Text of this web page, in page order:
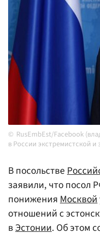
RusEmbEst/Facebook
в России экстремистской и
В посольстве
заявили, что посол
пониженияМосквой
отношений с
вЭстонии. Об этом